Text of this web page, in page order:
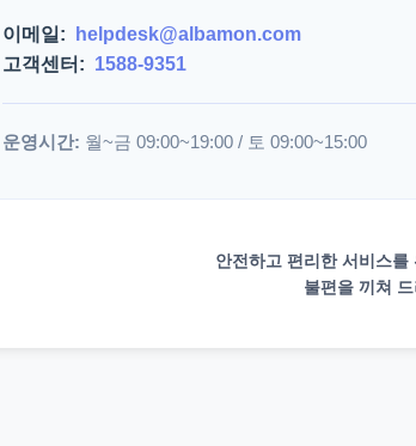
이메일:
helpdesk@albamon.com
고객센터: 1588-9351
운영시간: 월~금 09:00~19:00 / 토 09:00~15:00
안전하고 편리한 서비스
불편을 끼쳐